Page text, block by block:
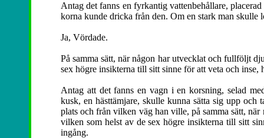
Antag det fanns en fyrkantig vattenbehållare,
korna kunde dricka från den. Om en stark man skulle
Ja, Vördade.
På samma sätt, när någon har utvecklat och fullföljt
sex högre insikterna till sitt sinne för att veta och
Antag att det fanns en vagn i en korsning, selad
kusk, en hästtämjare, skulle kunna sätta sig upp
plats och från vilken väg han ville, på samma sätt,
vilken som helst av de sex högre insikterna till sitt
ingång.